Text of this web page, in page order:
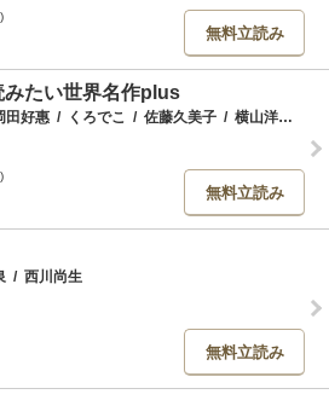
無料立読み
みたい世界名作plus
田好惠 / くろでこ / 佐藤久美子 / 横山洋子
無料立読み
/ 西川尚生
無料立読み